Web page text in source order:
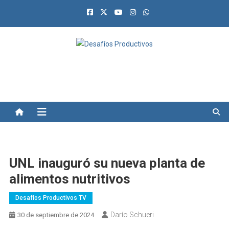
UNL inauguró su nueva planta de
alimentos nutritivos
Desafíos Productivos TV
30 de septiembre de 2024 Darío Schueri